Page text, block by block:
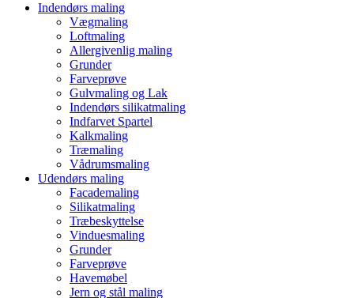
Indendørs maling
Vægmaling
Loftmaling
Allergivenlig maling
Grunder
Farveprøve
Gulvmaling og Lak
Indendørs silikatmaling
Indfarvet Spartel
Kalkmaling
Træmaling
Vådrumsmaling
Udendørs maling
Facademaling
Silikatmaling
Træbeskyttelse
Vinduesmaling
Grunder
Farveprøve
Havemøbel
Jern og stål maling